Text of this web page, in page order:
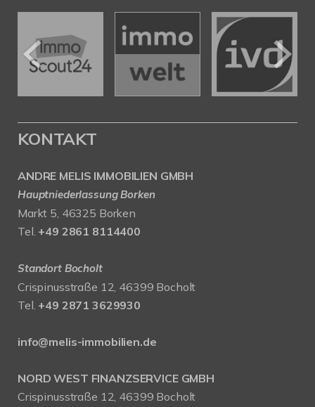
KONTAKT
ANDRE MELIS IMMOBILIEN GMBH
Hauptniederlassung Borken
Markt 5, 46325 Borken
Tel. +49 2861 8114400
Standort Bocholt
Crispinusstraße 12, 46399 Bocholt
Tel. +49 2871 3629930
info@melis-immobilien.de
NORD WEST FINANZSERVICE GMBH
Crispinusstraße 12, 46399 Bocholt